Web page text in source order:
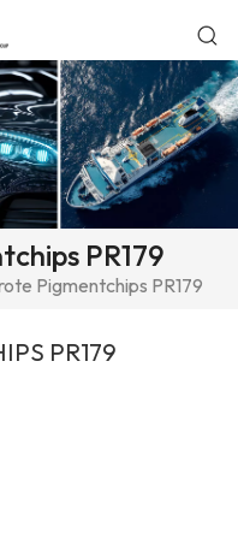
PR179
Pigmentchips PR179
PR179